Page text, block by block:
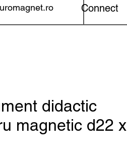
Connect
didactic
magnetic d22 x